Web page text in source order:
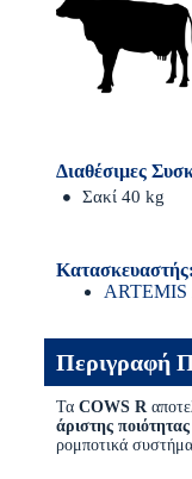
Διαθέσιμες
Σακί 40 kg
Κατασκευαστής:
Περιγραφή
Τα COWS R
άριστης
ρομποτικά